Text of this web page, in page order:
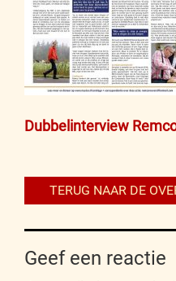
Bericht
Dubbelinterview
TERUG NAAR DE
Geef een reactie